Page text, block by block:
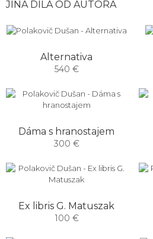
JINÁ DÍLA OD AUTORA
Alternativa
540 €
Dáma s hranostajem
300 €
Ex libris G. Matuszak
100 €